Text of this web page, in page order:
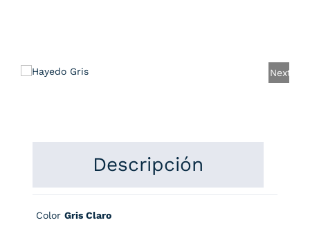
Next
Descripción
Color Gris Claro